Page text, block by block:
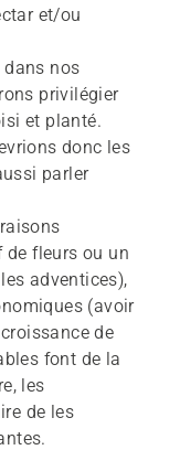
et/ou
dans nos
privilégier
et planté.
donc les
parler
fleurs ou un
adventices),
(avoir
de
font de la
les
de les